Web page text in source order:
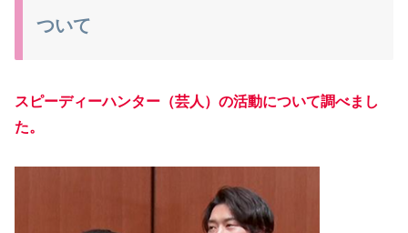
ついて
スピーディーハンター（芸人）の活動について調べまし
た。